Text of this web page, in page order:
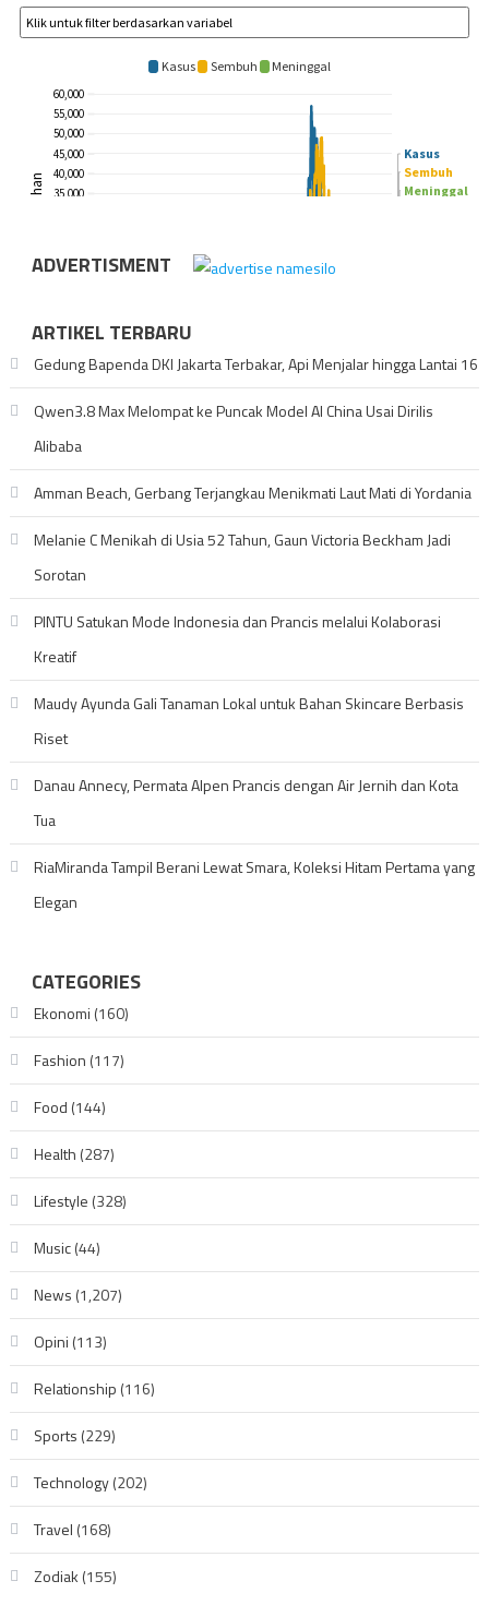
ADVERTISMENT
ARTIKEL TERBARU
Gedung Bapenda DKI Jakarta Terbakar, Api Menjalar hingga Lantai 16
Qwen3.8 Max Melompat ke Puncak Model AI China Usai Dirilis
Alibaba
Amman Beach, Gerbang Terjangkau Menikmati Laut Mati di Yordania
Melanie C Menikah di Usia 52 Tahun, Gaun Victoria Beckham Jadi
Sorotan
PINTU Satukan Mode Indonesia dan Prancis melalui Kolaborasi
Kreatif
Maudy Ayunda Gali Tanaman Lokal untuk Bahan Skincare Berbasis
Riset
Danau Annecy, Permata Alpen Prancis dengan Air Jernih dan Kota
Tua
RiaMiranda Tampil Berani Lewat Smara, Koleksi Hitam Pertama yang
Elegan
CATEGORIES
Ekonomi (160)
Fashion (117)
Food (144)
Health (287)
Lifestyle (328)
Music(44)
News (1,207)
Opini (113)
Relationship (116)
Sports (229)
Technology(202)
Travel (168)
Zodiak (155)